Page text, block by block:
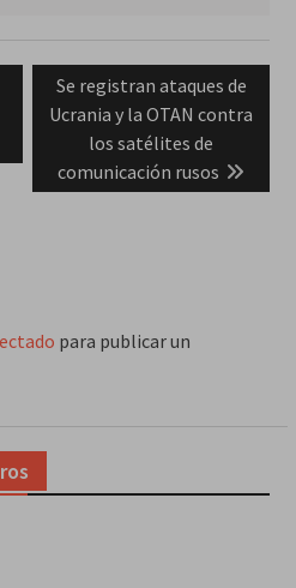
Next
post:
Se registran ataques de
Ucrania y la OTAN contra
los satélites de
comunicación rusos
para publicar un